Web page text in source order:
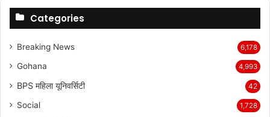
Categories
Breaking News 6,178
Gohana 4,993
BPS महिला यूनिवर्सिटी 42
Social 1,728